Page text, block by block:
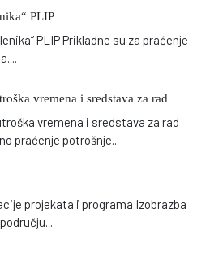
PLIP
PLIP Prikladne su za praćenje
....
vremena i sredstava za rad
vremena i sredstava za rad
praćenje potrošnje...
projekata i programa Izobrazba
...